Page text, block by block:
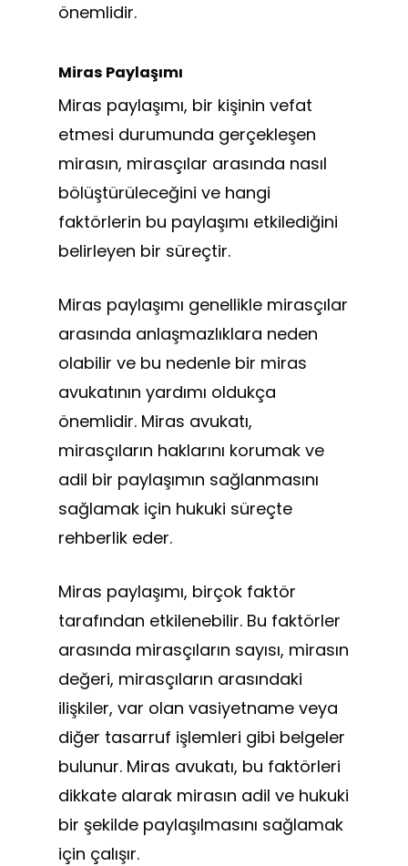
önemlidir.
Miras Paylaşımı
Miras paylaşımı, bir kişinin vefat
etmesi durumunda gerçekleşen
mirasın, mirasçılar arasında nasıl
bölüştürüleceğini ve hangi
faktörlerin bu paylaşımı etkilediğini
belirleyen bir süreçtir.
Miras paylaşımı genellikle mirasçılar
arasında anlaşmazlıklara neden
olabilir ve bu nedenle bir miras
avukatının yardımı oldukça
önemlidir. Miras avukatı,
mirasçıların haklarını korumak ve
adil bir paylaşımın sağlanmasını
sağlamak için hukuki süreçte
rehberlik eder.
Miras paylaşımı, birçok faktör
tarafından etkilenebilir. Bu faktörler
arasında mirasçıların sayısı, mirasın
değeri, mirasçıların arasındaki
ilişkiler, var olan vasiyetname veya
diğer tasarruf işlemleri gibi belgeler
bulunur. Miras avukatı, bu faktörleri
dikkate alarak mirasın adil ve hukuki
bir şekilde paylaşılmasını sağlamak
için çalışır.